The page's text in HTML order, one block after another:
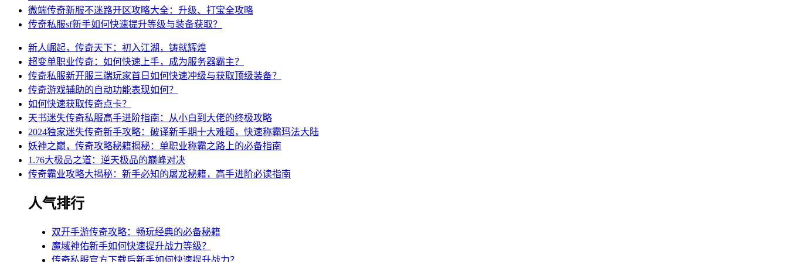
微端传奇新服不迷路开区攻略大全：升级、打宝全攻略
传奇私服sf新手如何快速提升等级与装备获取？
新人崛起，传奇天下：初入江湖，铸就辉煌
超变单职业传奇：如何快速上手，成为服务器霸主？
传奇私服新开服三端玩家首日如何快速冲级与获取顶级装备？
传奇游戏辅助的自动功能表现如何？
如何快速获取传奇点卡？
天书迷失传奇私服高手进阶指南：从小白到大佬的终极攻略
2024独家迷失传奇新手攻略：破译新手期十大难题，快速称霸玛法大陆
妖神之巅，传奇攻略秘籍揭秘：单职业称霸之路上的必备指南
1.76大极品之道：逆天极品的巅峰对决
传奇霸业攻略大揭秘：新手必知的屠龙秘籍，高手进阶必读指南
人气排行
双开手游传奇攻略：畅玩经典的必备秘籍
魔域神佑新手如何快速提升战力等级？